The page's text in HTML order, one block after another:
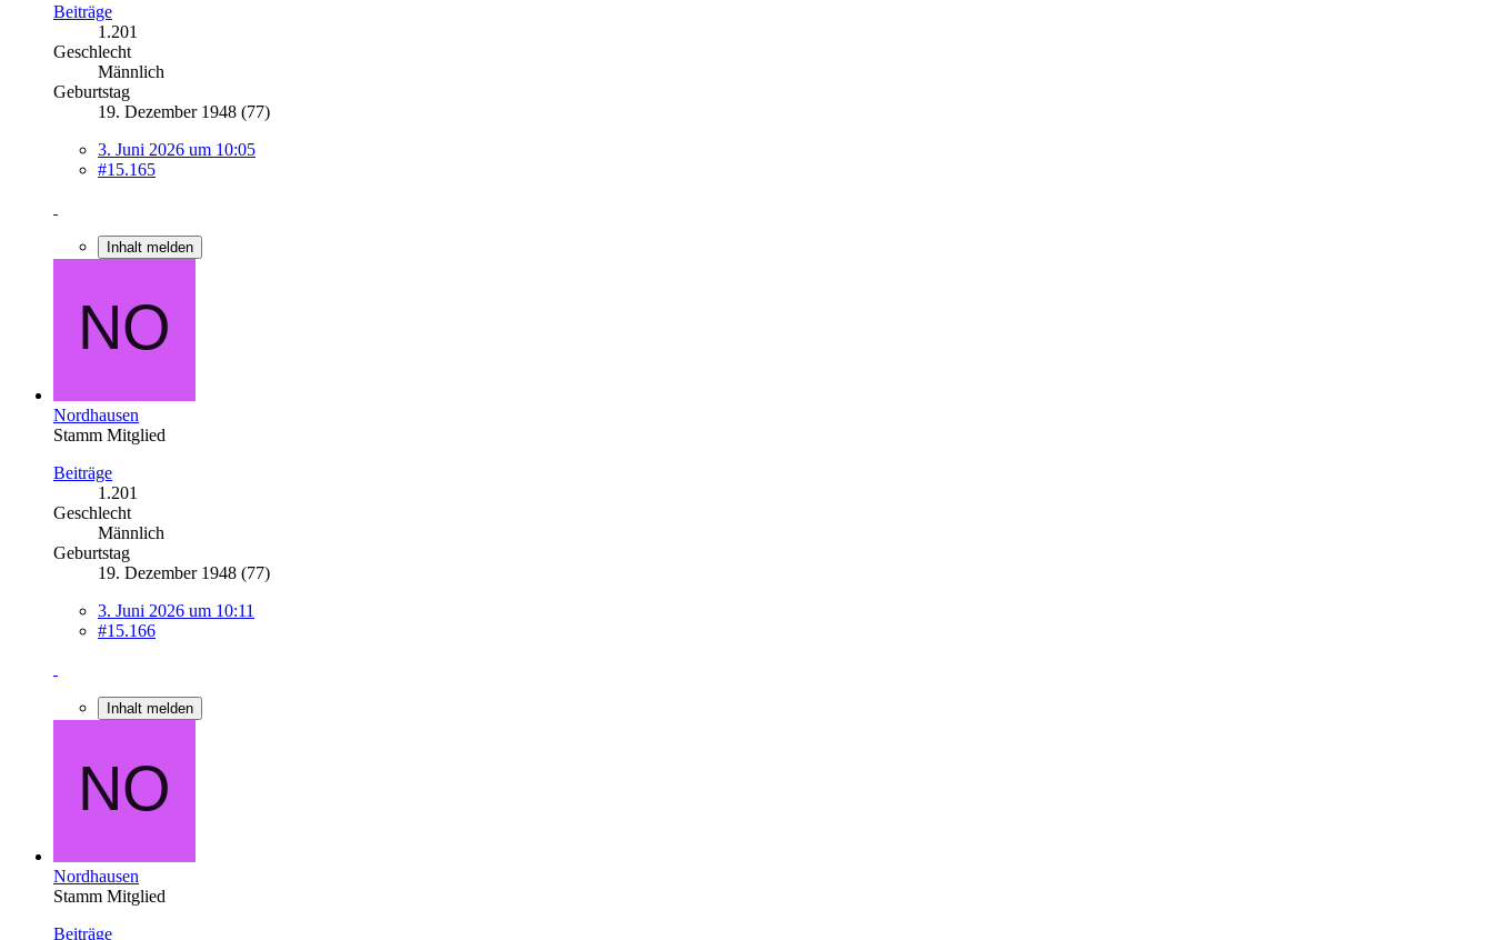
Beiträge
1.201
Geschlecht
Männlich
Geburtstag
19. Dezember 1948 (77)
3. Juni 2026 um 10:05
#15.165
Inhalt melden
Nordhausen
Stamm Mitglied
Beiträge
1.201
Geschlecht
Männlich
Geburtstag
19. Dezember 1948 (77)
3. Juni 2026 um 10:11
#15.166
Inhalt melden
Nordhausen
Stamm Mitglied
Beiträge